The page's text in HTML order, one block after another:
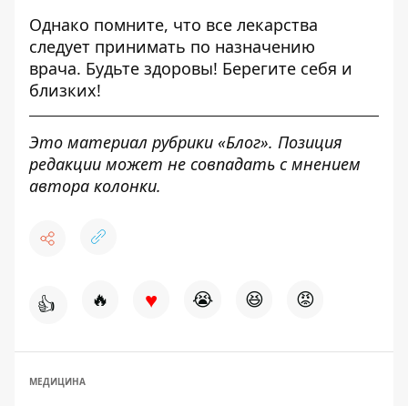
Однако помните, что все лекарства
следует принимать по назначению
врача. Будьте здоровы! Берегите себя и
близких!
Это материал рубрики «Блог». Позиция
редакции может не совпадать с мнением
автора колонки.
👍 🔥 ♥ 😭 😆 😡
МЕДИЦИНА